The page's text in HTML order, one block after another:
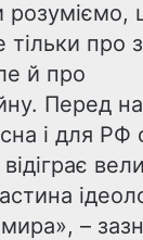
розуміємо,
тільки про
й про
Перед
і для РФ
відіграє
–